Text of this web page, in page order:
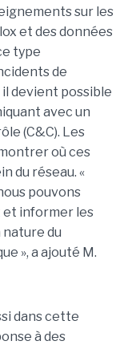
sur les
et des données
type
de
il devient possible
avec un
(C&C). Les
où ces
du réseau. «
pouvons
et informer les
du
», a ajouté M.
dans cette
à des